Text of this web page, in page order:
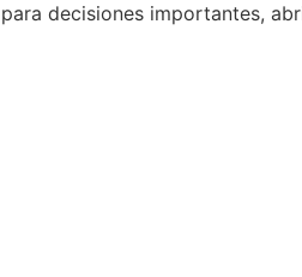
decisiones importantes,